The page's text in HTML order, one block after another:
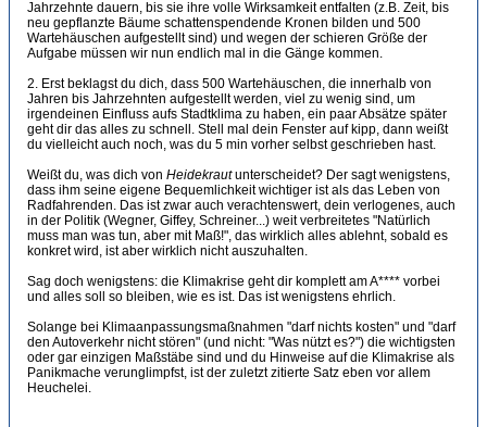
Jahrzehnte dauern, bis sie ihre volle Wirksamkeit entfalten (z.B. Zeit, bis
neu gepflanzte Bäume schattenspendende Kronen bilden und 500
Wartehäuschen aufgestellt sind) und wegen der schieren Größe der
Aufgabe müssen wir nun endlich mal in die Gänge kommen.
2. Erst beklagst du dich, dass 500 Wartehäuschen, die innerhalb von
Jahren bis Jahrzehnten aufgestellt werden, viel zu wenig sind, um
irgendeinen Einfluss aufs Stadtklima zu haben, ein paar Absätze später
geht dir das alles zu schnell. Stell mal dein Fenster auf kipp, dann weißt
du vielleicht auch noch, was du 5 min vorher selbst geschrieben hast.
Weißt du, was dich von Heidekrautunterscheidet? Der sagt wenigstens,
dass ihm seine eigene Bequemlichkeit wichtiger ist als das Leben von
Radfahrenden. Das ist zwar auch verachtenswert, dein verlogenes, auch
in der Politik (Wegner, Giffey, Schreiner...) weit verbreitetes "Natürlich
muss man was tun, aber mit Maß!", das wirklich alles ablehnt, sobald es
konkret wird, ist aber wirklich nicht auszuhalten.
Sag doch wenigstens: die Klimakrise geht dir komplett am A**** vorbei
und alles soll so bleiben, wie es ist. Das ist wenigstens ehrlich.
Solange bei Klimaanpassungsmaßnahmen "darf nichts kosten" und "darf
den Autoverkehr nicht stören" (und nicht: "Was nützt es?") die wichtigsten
oder gar einzigen Maßstäbe sind und du Hinweise auf die Klimakrise als
Panikmache verunglimpfst, ist der zuletzt zitierte Satz eben vor allem
Heuchelei.